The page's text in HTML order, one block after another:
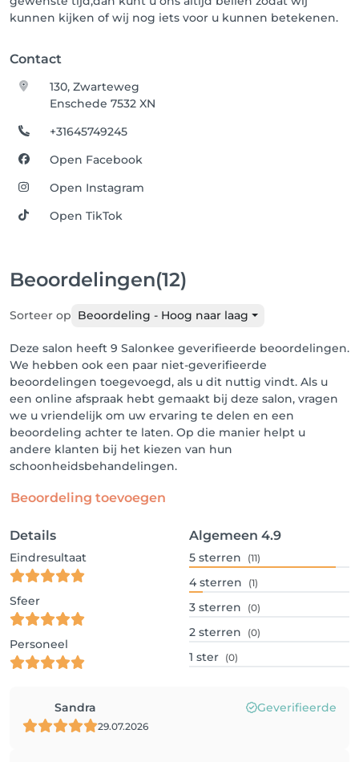
kunnen kijken of wij nog iets voor u kunnen betekenen.
Contact
130, Zwarteweg
Enschede 7532 XN
+31645749245
Open Facebook
Open Instagram
Open TikTok
Beoordelingen(12)
Sorteer op Beoordeling - Hoog naar laag
Deze salon heeft 9 Salonkee geverifieerde beoordelingen.
We hebben ook een paar niet-geverifieerde
beoordelingen toegevoegd, als u dit nuttig vindt. Als u
een online afspraak hebt gemaakt bij deze salon, vragen
we u vriendelijk om uw ervaring te delen en een
beoordeling achter te laten. Op die manier helpt u
andere klanten bij het kiezen van hun
schoonheidsbehandelingen.
Beoordeling toevoegen
Details
Eindresultaat
Sfeer
Personeel
Algemeen 4.9
5 sterren (11)
4 sterren (1)
3 sterren (0)
2 sterren (0)
1 ster (0)
Sandra Geverifieerde
29.07.2026